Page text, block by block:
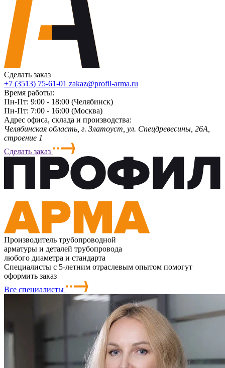
Сделать заказ
+7 (3513) 75-61-01 zakaz@profil-arma.ru
Время работы:
Пн-Пт: 9:00 - 18:00 (Челябинск)
Пн-Пт: 7:00 - 16:00 (Москва)
Адрес офиса, склада и производства:
Челябинская область, г. Злaтoycт, ул. Спецдревесины, 26А,
строение 1
Сделать заказ
Производитель трубопроводной
арматуры и деталей трубопровода
любого диаметра и стандарта
Специалисты с 5-летним отраслевым опытом помогут
оформить заказ
Все специалисты